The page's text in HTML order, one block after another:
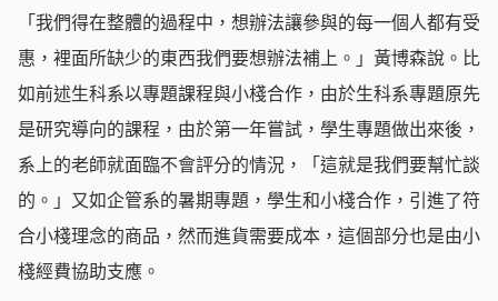
「我們得在整體的過程中，想辦法讓參與的每一個人都有受
惠，裡面所缺少的東西我們要想辦法補上。」黃博森說。比
如前述生科系以專題課程與小棧合作，由於生科系專題原先
是研究導向的課程，由於第一年嘗試，學生專題做出來後，
系上的老師就面臨不會評分的情況，「這就是我們要幫忙談
的。」又如企管系的暑期專題，學生和小棧合作，引進了符
合小棧理念的商品，然而進貨需要成本，這個部分也是由小
棧經費協助支應。